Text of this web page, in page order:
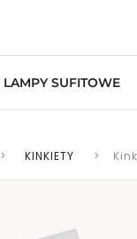
LAMPY SUFITOWE
> KINKIETY >